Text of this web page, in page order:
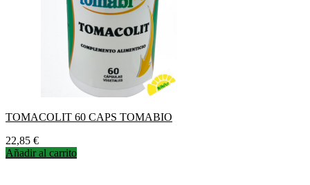
TOMACOLIT 60 CAPS TOMABIO
Precio
22,85 €
Añadir al carrito